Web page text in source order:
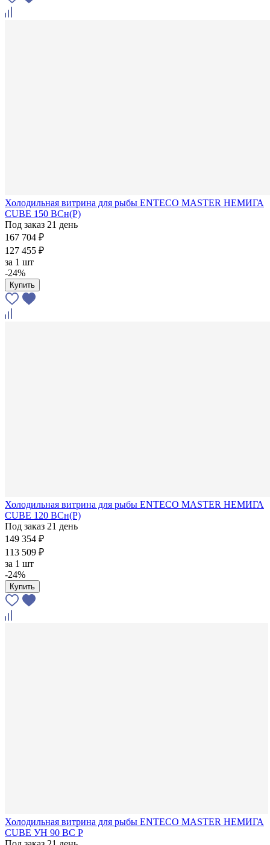
Холодильная витрина для рыбы ENTECO MASTER НЕМИГА
CUBE 150 ВСн(Р)
Под заказ 21 день
167 704 ₽
127 455 ₽
за 1 шт
-24%
Купить
Холодильная витрина для рыбы ENTECO MASTER НЕМИГА
CUBE 120 ВСн(Р)
Под заказ 21 день
149 354 ₽
113 509 ₽
за 1 шт
-24%
Купить
Холодильная витрина для рыбы ENTECO MASTER НЕМИГА
CUBE УН 90 ВС Р